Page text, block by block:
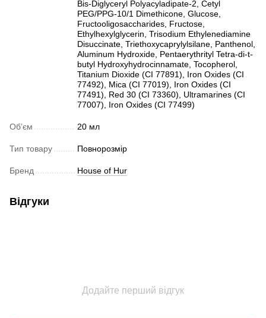
Bis-Diglyceryl Polyacyladipate-2, Cetyl
PEG/PPG-10/1 Dimethicone, Glucose,
Fructooligosaccharides, Fructose,
Ethylhexylglycerin, Trisodium Ethylenediamine
Disuccinate, Triethoxycaprylylsilane, Panthenol,
Aluminum Hydroxide, Pentaerythrityl Tetra-di-t-
butyl Hydroxyhydrocinnamate, Tocopherol,
Titanium Dioxide (CI 77891), Iron Oxides (CI
77492), Mica (CI 77019), Iron Oxides (CI
77491), Red 30 (CI 73360), Ultramarines (CI
77007), Iron Oxides (CI 77499)
Обʼєм 20 мл
Тип товару Повнорозмір
Бренд House of Hur
Відгуки
Додайте перший відгук